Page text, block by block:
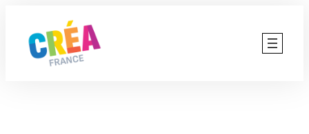
contenu